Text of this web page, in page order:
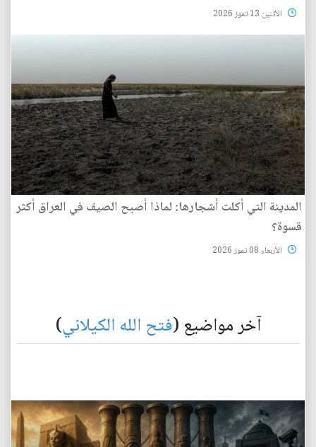
الأثنين 13 تموز 2026
المدينة التي أكلت أشجارها: لماذا أصبح الصيف في العراق أكثر
قسوة؟
الأربعاء 08 تموز 2026
آخر مواضيع (فتح الله الكيلاني)